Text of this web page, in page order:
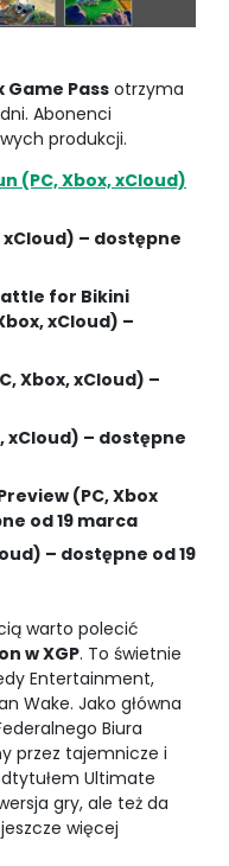
Game Passotrzyma
Abonenci
produkcji.
(PC, Xbox, xCloud)
xCloud) – dostępne
for Bikini
xCloud) –
Xbox, xCloud) –
xCloud) – dostępne
(PC, Xbox
od 19 marca
– dostępne od 19
warto polecić
w XGP. To świetnie
Entertainment,
Wake. Jako główna
Biura
przez tajemnicze i
Ultimate
gry, ale też da
więcej